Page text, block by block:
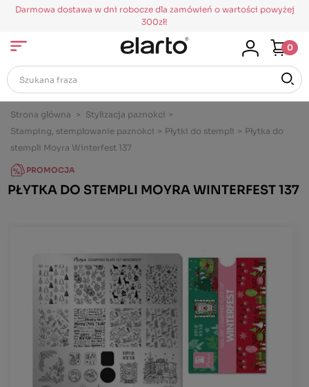
Darmowa dostawa w dni robocze dla zamówień o wartości powyżej
300zł!
0
Strona główna > Stylizacja paznokci >
Stamping, stemplowanie paznokci > Płytki do stempli > Płytka do
stempli Moyra Winterfest 137
PROMOCJA
PŁYTKA DO STEMPLI MOYRA WINTERFEST 137